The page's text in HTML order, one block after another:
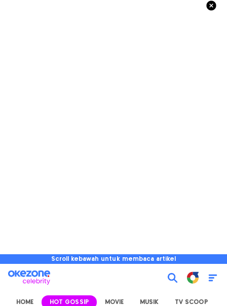
Scroll kebawah untuk membaca artikel
HOME HOT GOSSIP MOVIE MUSIK TV SCOOP